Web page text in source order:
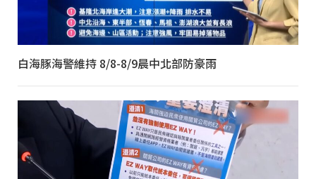
白海豚海警維持 8/8-8/9晨中北部防豪雨